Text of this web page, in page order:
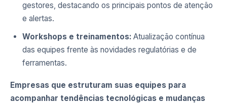
gestores, destacando os principais pontos de atenção
e alertas.
Workshops e treinamentos: Atualização contínua
das equipes frente às novidades regulatórias e de
ferramentas.
Empresas que estruturam suas equipes para
acompanhar tendências tecnológicas e mudanças